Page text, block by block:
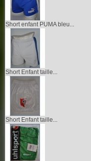
Short enfant PUMA bleu...
Short Enfant taille...
Short Enfant taille...